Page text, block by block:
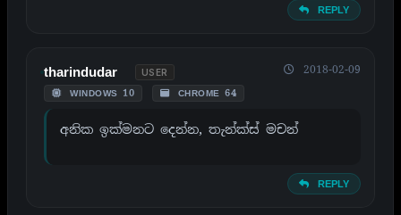
REPLY
tharindudar USER
WINDOWS 10 CHROME 64
2018-02-09
අනික ඉක්මනට දෙන්න, තැන්ක්ස් මචන්
REPLY